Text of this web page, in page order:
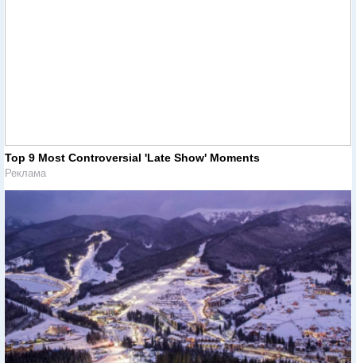
Top 9 Most Controversial 'Late Show' Moments
Реклама